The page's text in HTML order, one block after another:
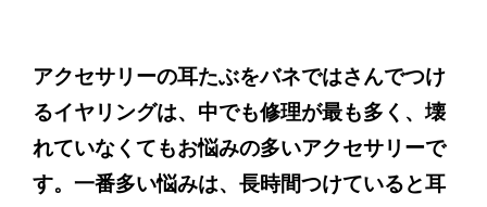
アクセサリーの耳たぶをバネではさんでつけ
るイヤリングは、中でも修理が最も多く、壊
れていなくてもお悩みの多いアクセサリーで
す。 一番多い悩みは、長時間つけていると耳